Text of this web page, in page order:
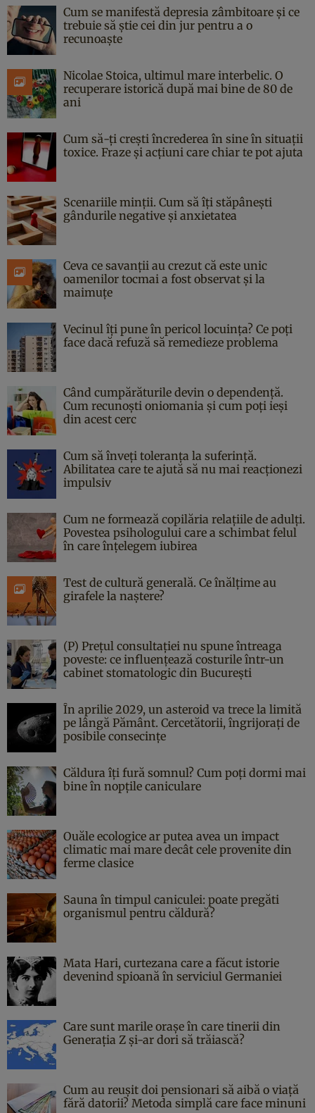
Cum se manifestă depresia zâmbitoare și ce
trebuie să știe cei din jur pentru a o
recunoaște
Nicolae Stoica, ultimul mare interbelic. O
recuperare istorică după mai bine de 80 de
ani
Cum să-ți crești încrederea în sine în situații
toxice. Fraze și acțiuni care chiar te pot ajuta
Scenariile minții. Cum să îți stăpânești
gândurile negative și anxietatea
Ceva ce savanții au crezut că este unic
oamenilor tocmai a fost observat și la
maimuțe
Vecinul îți pune în pericol locuința? Ce poți
face dacă refuză să remedieze problema
Când cumpărăturile devin o dependență.
Cum recunoști oniomania și cum poți ieși
din acest cerc
Cum să înveți toleranța la suferință.
Abilitatea care te ajută să nu mai reacționezi
impulsiv
Cum ne formează copilăria relațiile de adulți.
Povestea psihologului care a schimbat felul
în care înțelegem iubirea
Test de cultură generală. Ce înălțime au
girafele la naștere?
(P) Prețul consultației nu spune întreaga
poveste: ce influențează costurile într-un
cabinet stomatologic din București
În aprilie 2029, un asteroid va trece la limită
pe lângă Pământ. Cercetătorii, îngrijorați de
posibile consecințe
Căldura îți fură somnul? Cum poți dormi mai
bine în nopțile caniculare
Ouăle ecologice ar putea avea un impact
climatic mai mare decât cele provenite din
ferme clasice
Sauna în timpul caniculei: poate pregăti
organismul pentru căldură?
Mata Hari, curtezana care a făcut istorie
devenind spioană în serviciul Germaniei
Care sunt marile orașe în care tinerii din
Generația Z și-ar dori să trăiască?
Cum au reușit doi pensionari să aibă o viață
fără datorii? Metoda simplă care face minuni